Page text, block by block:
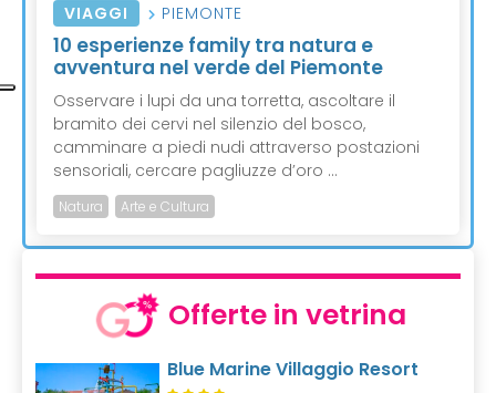
VIAGGI PIEMONTE
10 esperienze family tra natura e
avventura nel verde del Piemonte
Osservare i lupi da una torretta, ascoltare il
bramito dei cervi nel silenzio del bosco,
camminare a piedi nudi attraverso postazioni
sensoriali, cercare pagliuzze d’oro ...
Natura Arte e Cultura
Offerte in vetrina
Blue Marine Villaggio Resort